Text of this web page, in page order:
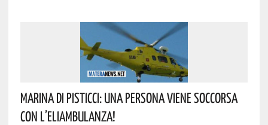
Marina Di Pisticci: Una Persona Viene Soccorsa
Con L’eliambulanza!